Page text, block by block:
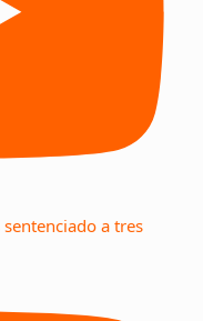
sentenciado a tres